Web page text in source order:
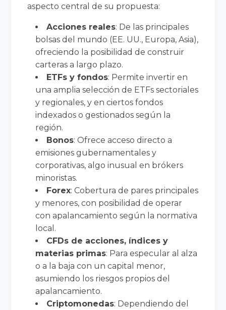
aspecto central de su propuesta:
Acciones reales: De las principales
bolsas del mundo (EE. UU., Europa, Asia),
ofreciendo la posibilidad de construir
carteras a largo plazo.
ETFs y fondos: Permite invertir en
una amplia selección de ETFs sectoriales
y regionales, y en ciertos fondos
indexados o gestionados según la
región.
Bonos: Ofrece acceso directo a
emisiones gubernamentales y
corporativas, algo inusual en brókers
minoristas.
Forex: Cobertura de pares principales
y menores, con posibilidad de operar
con apalancamiento según la normativa
local.
CFDs de acciones, índices y
materias primas: Para especular al alza
o a la baja con un capital menor,
asumiendo los riesgos propios del
apalancamiento.
Criptomonedas: Dependiendo del